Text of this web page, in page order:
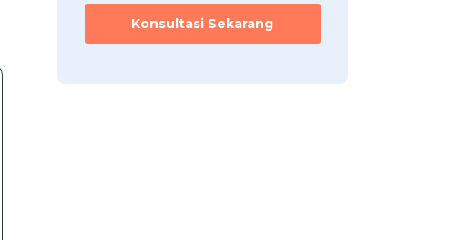
Konsultasi Sekarang